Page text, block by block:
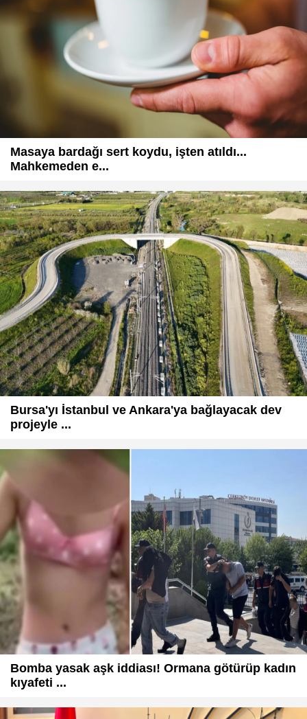
Masaya bardağı sert koydu, işten atıldı...
Mahkemeden e...
Bursa'yı İstanbul ve Ankara'ya bağlayacak dev
projeyle ...
Bomba yasak aşk iddiası! Ormana götürüp kadın
kıyafeti ...